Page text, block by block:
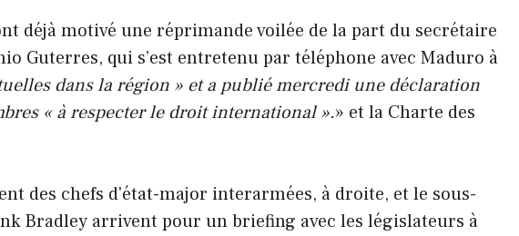
déjà motivé une réprimande voilée de la part du secrétaire
Guterres, qui s’est entretenu par téléphone avec Maduro à
dans la région » et a publié mercredi une déclaration
« à respecter le droit international ».» et la Charte des